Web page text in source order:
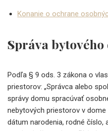
Konanie o ochrane
Správa bytového
Podľa § 9 ods. 3 zákona o
priestorov: „Správca alebo
správy domu spracúvať
nebytových priestorov v
dátum narodenia, rodné číslo,